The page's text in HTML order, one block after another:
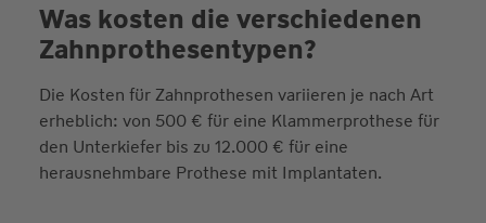
Was kosten die verschiedenen
Zahnprothesentypen?
Die Kosten für Zahnprothesen variieren je nach Art
erheblich: von 500 € für eine Klammerprothese für
den Unterkiefer bis zu 12.000 € für eine
herausnehmbare Prothese mit Implantaten.